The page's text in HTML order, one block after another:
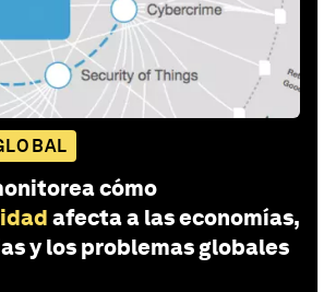
cómo
afecta a las economías,
y los problemas globales